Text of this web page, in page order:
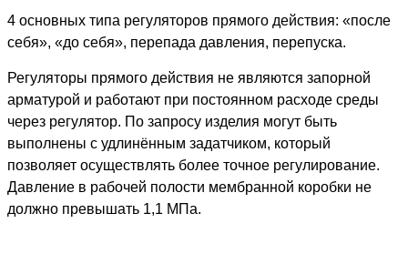
4 основных типа регуляторов прямого действия: «после
себя», «до себя», перепада давления, перепуска.
Регуляторы прямого действия не являются запорной
арматурой и работают при постоянном расходе среды
через регулятор. По запросу изделия могут быть
выполнены с удлинённым задатчиком, который
позволяет осуществлять более точное регулирование.
Давление в рабочей полости мембранной коробки не
должно превышать 1,1 МПа.